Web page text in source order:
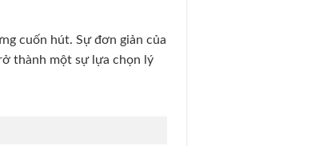
cuốn hút. Sự đơn giản của
thành một sự lựa chọn lý